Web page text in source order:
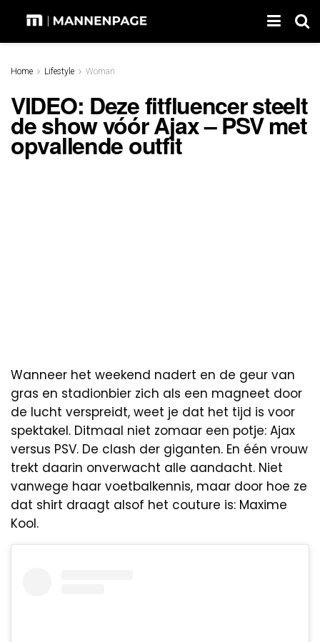
Home Lifestyle Woman
VIDEO: Deze fitfluencer steelt
de show vóór Ajax – PSV met
opvallende outfit
Wanneer het weekend nadert en de geur van
gras en stadionbier zich als een magneet door
de lucht verspreidt, weet je dat het tijd is voor
spektakel. Ditmaal niet zomaar een potje: Ajax
versus PSV. De clash der giganten. En één vrouw
trekt daarin onverwacht alle aandacht. Niet
vanwege haar voetbalkennis, maar door hoe ze
dat shirt draagt alsof het couture is: Maxime
Kool.